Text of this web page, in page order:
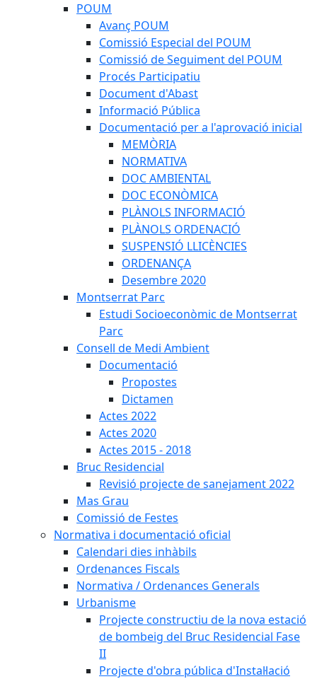
POUM
Avanç POUM
Comissió Especial del POUM
Comissió de Seguiment del POUM
Procés Participatiu
Document d'Abast
Informació Pública
Documentació per a l'aprovació inicial
MEMÒRIA
NORMATIVA
DOC AMBIENTAL
DOC ECONÒMICA
PLÀNOLS INFORMACIÓ
PLÀNOLS ORDENACIÓ
SUSPENSIÓ LLICÈNCIES
ORDENANÇA
Desembre 2020
Montserrat Parc
Estudi Socioeconòmic de Montserrat
Parc
Consell de Medi Ambient
Documentació
Propostes
Dictamen
Actes 2022
Actes 2020
Actes 2015 - 2018
Bruc Residencial
Revisió projecte de sanejament 2022
Mas Grau
Comissió de Festes
Normativa i documentació oficial
Calendari dies inhàbils
Ordenances Fiscals
Normativa / Ordenances Generals
Urbanisme
Projecte constructiu de la nova estació
de bombeig del Bruc Residencial Fase
II
Projecte d'obra pública d'Instal·lació